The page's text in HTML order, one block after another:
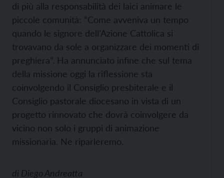
di più alla responsabilità dei laici animare le
piccole comunità: “Come avveniva un tempo
quando le signore dell’Azione Cattolica si
trovavano da sole a organizzare dei momenti di
preghiera”. Ha annunciato infine che sul tema
della missione oggi la riflessione sta
coinvolgendo il Consiglio presbiterale e il
Consiglio pastorale diocesano in vista di un
progetto rinnovato che dovrà coinvolgere da
vicino non solo i gruppi di animazione
missionaria. Ne riparleremo.
di Diego Andreatta